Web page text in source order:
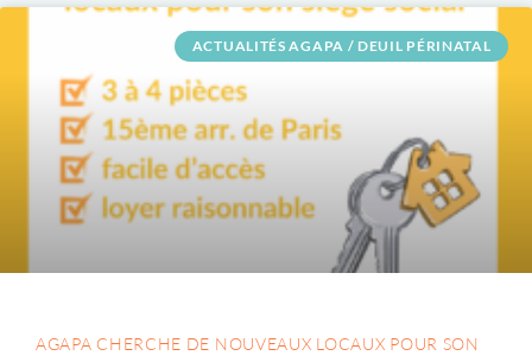
ACTUALITÉS AGAPA / DEUIL PÉRINATAL
AGAPA CHERCHE DE NOUVEAUX LOCAUX POUR SON